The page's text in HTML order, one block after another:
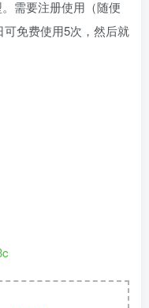
需要注册使用（随便
免费使用5次，然后就